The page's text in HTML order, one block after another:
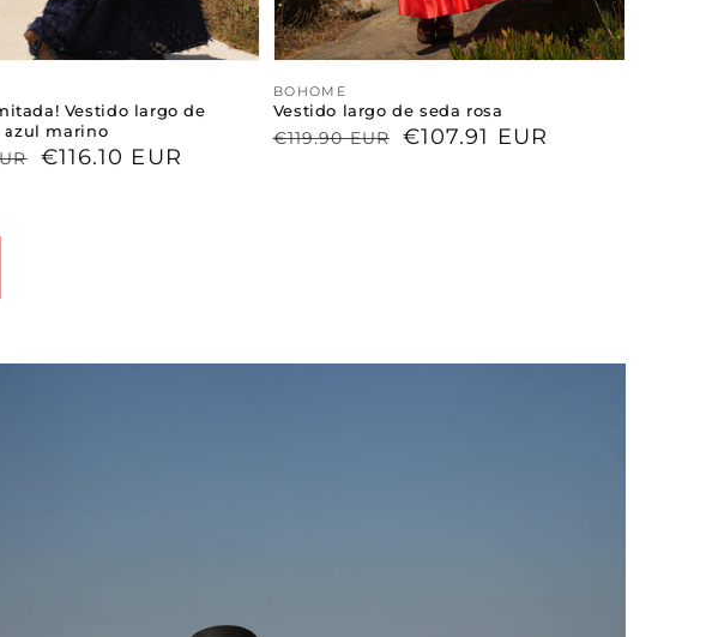
Vestido largo de
azul marino
€116.10 EUR
Proveedor:
BOHOME
Vestido largo de seda rosa
Precio
€119.90 EUR
Precio
€107.91 EUR